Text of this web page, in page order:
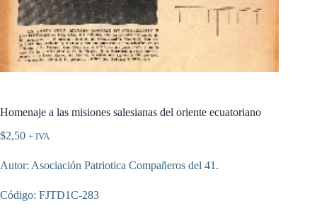
Homenaje a las misiones salesianas del oriente ecuatoriano
$2,50 + IVA
Autor: Asociación Patriotica Compañeros del 41.
Código: FJTD1C-283